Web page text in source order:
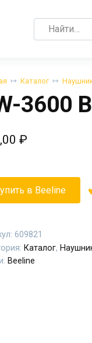
Search
for:
Каталог
3600
₽
в Beeline
609821
Каталог,
Beeline